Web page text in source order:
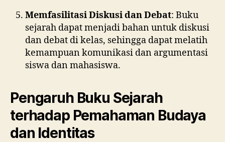
Memfasilitasi Diskusi dan Debat: Buku
sejarah dapat menjadi bahan untuk diskusi
dan debat di kelas, sehingga dapat melatih
kemampuan komunikasi dan argumentasi
siswa dan mahasiswa.
Pengaruh Buku Sejarah
terhadap Pemahaman Budaya
dan Identitas